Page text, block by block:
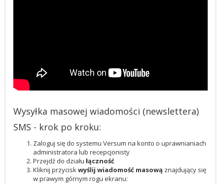
Wysyłka masowej wiadomości (newslettera)
SMS - krok po kroku:
Zaloguj się do systemu Versum na konto o uprawnianiach
administratora lub recepcjonisty
Przejdź do działu łączność
Kliknij przyciskwyślij wiadomość masową znajdujący się
w prawym górnym rogu ekranu: